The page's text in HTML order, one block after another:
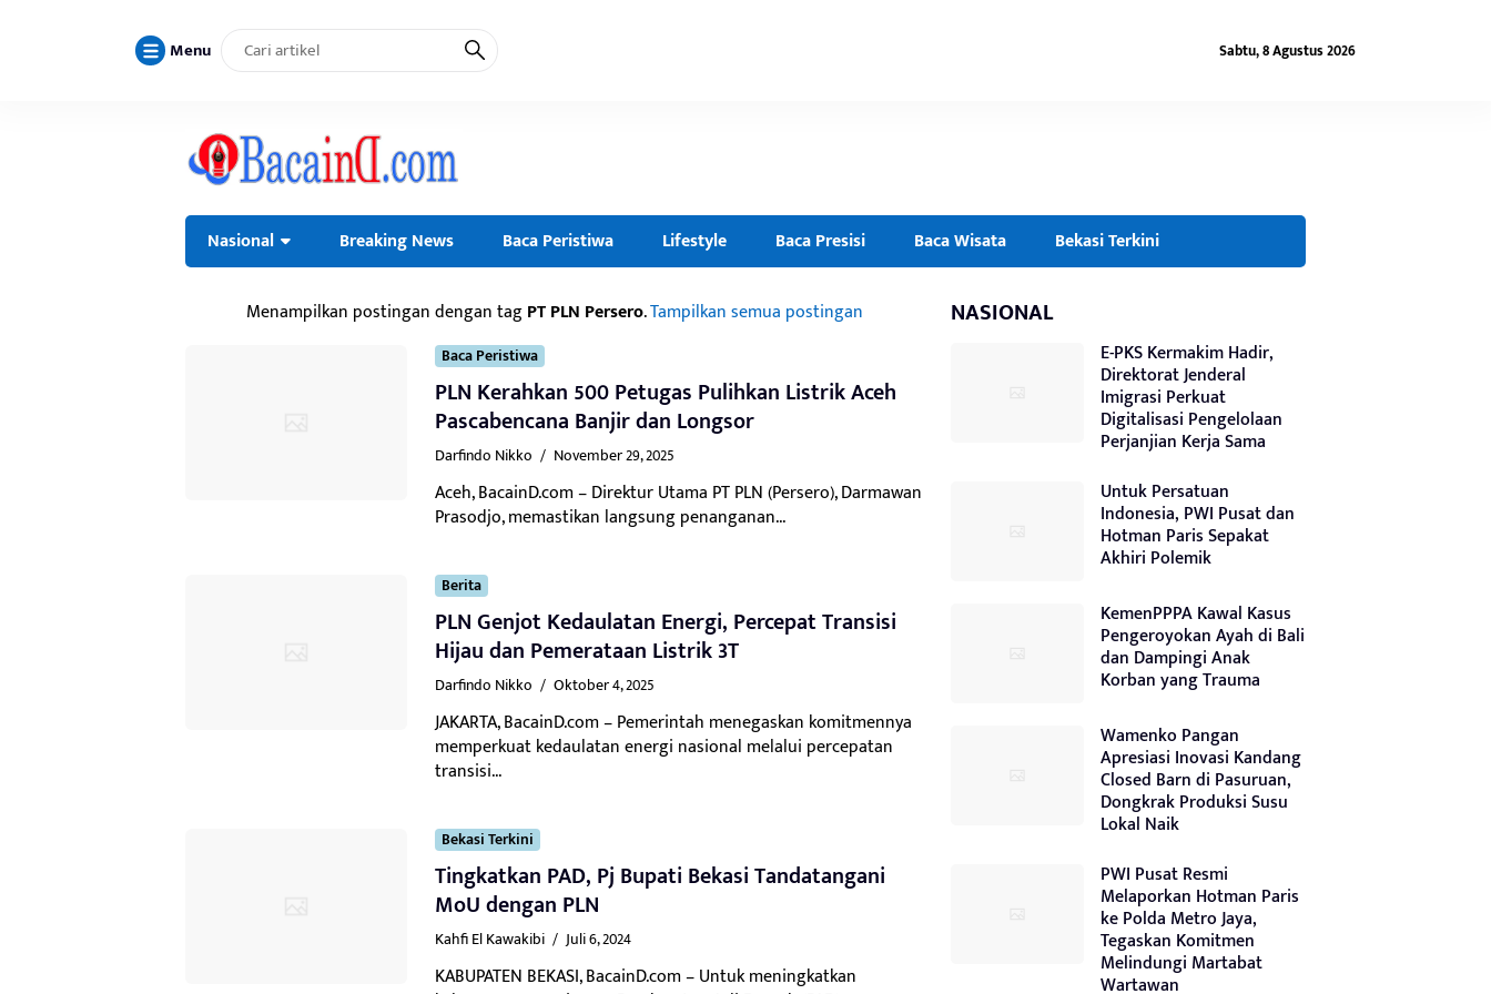
Menu Sabtu, 8 Agustus 2026
Nasional Breaking News Baca Peristiwa Lifestyle Baca Presisi Baca Wisata Bekasi Terkini
Menampilkan postingan dengan tagPT PLN Persero.Tampilkan semua postingan
Baca Peristiwa
PLN Kerahkan 500 Petugas Pulihkan Listrik Aceh
Pascabencana Banjir dan Longsor
Darfindo Nikko / November 29, 2025
Aceh, BacainD.com – Direktur Utama PT PLN (Persero), Darmawan
Prasodjo, memastikan langsung penanganan...
Berita
PLN Genjot Kedaulatan Energi, Percepat Transisi
Hijau dan Pemerataan Listrik 3T
Darfindo Nikko / Oktober 4, 2025
JAKARTA, BacainD.com – Pemerintah menegaskan komitmennya
memperkuat kedaulatan energi nasional melalui percepatan
transisi...
Bekasi Terkini
Tingkatkan PAD, Pj Bupati Bekasi Tandatangani
MoU dengan PLN
Kahfi El Kawakibi / Juli 6, 2024
KABUPATEN BEKASI, BacainD.com – Untuk meningkatkan
NASIONAL
E-PKS Kermakim Hadir,
Direktorat Jenderal
Imigrasi Perkuat
Digitalisasi Pengelolaan
Perjanjian Kerja Sama
Untuk Persatuan
Indonesia, PWI Pusat dan
Hotman Paris Sepakat
Akhiri Polemik
KemenPPPA Kawal Kasus
Pengeroyokan Ayah di Bali
dan Dampingi Anak
Korban yang Trauma
Wamenko Pangan
Apresiasi Inovasi Kandang
Closed Barn di Pasuruan,
Dongkrak Produksi Susu
Lokal Naik
PWI Pusat Resmi
Melaporkan Hotman Paris
ke Polda Metro Jaya,
Tegaskan Komitmen
Melindungi Martabat
Wartawan